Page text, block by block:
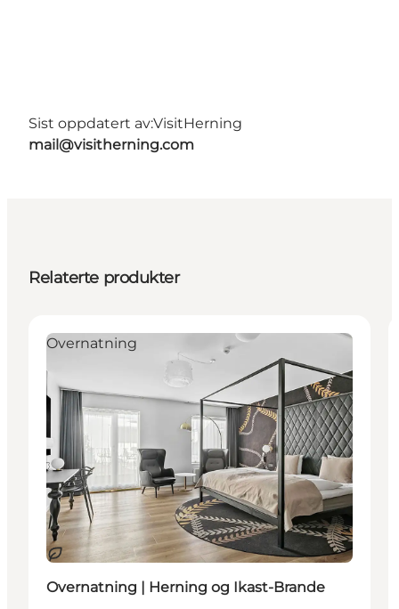
Sist oppdatert av:VisitHerning
mail@visitherning.com
Relaterte produkter
Bærekraftig
Overnatning
Overnatning | Herning og Ikast-Brande